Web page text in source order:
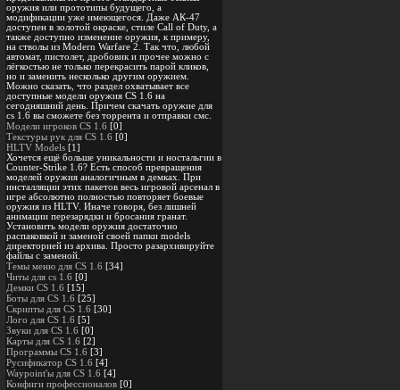
оружия или прототипы будущего, а
модификации уже имеющегося. Даже АК-47
доступен в золотой окраске, стиле Call of Duty, а
также доступно изменение оружия, к примеру,
на стволы из Modern Warfare 2. Так что, любой
автомат, пистолет, дробовик и прочее можно с
лёгкостью не только перекрасить парой кликов,
но и заменить несколько другим оружием.
Можно сказать, что раздел охватывает все
доступные модели оружия CS 1.6 на
сегодняшний день. Причем скачать оружие для
cs 1.6 вы сможете без торрента и отправки смс.
Модели игроков CS 1.6 [0]
Текстуры рук для CS 1.6 [0]
HLTV Models [1]
Хочется ещё больше уникальности и ностальгии в
Counter-Strike 1.6? Есть способ превращения
моделей оружия аналогичным в демках. При
инсталляции этих пакетов весь игровой арсенал в
игре абсолютно полностью повторяет боевые
оружия из HLTV. Иначе говоря, без лишней
анимации перезарядки и бросания гранат.
Установить модели оружия достаточно
распаковкой и заменой своей папки models
директорией из архива. Просто разархивируйте
файлы с заменой.
Темы меню для CS 1.6 [34]
Читы для cs 1.6 [0]
Демки CS 1.6 [15]
Боты для CS 1.6 [25]
Скрипты для CS 1.6 [30]
Лого для CS 1.6 [5]
Звуки для CS 1.6 [0]
Карты для CS 1.6 [2]
Программы CS 1.6 [3]
Русификатор CS 1.6 [4]
Waypoint'ы для CS 1.6 [4]
Конфиги профессионалов [0]